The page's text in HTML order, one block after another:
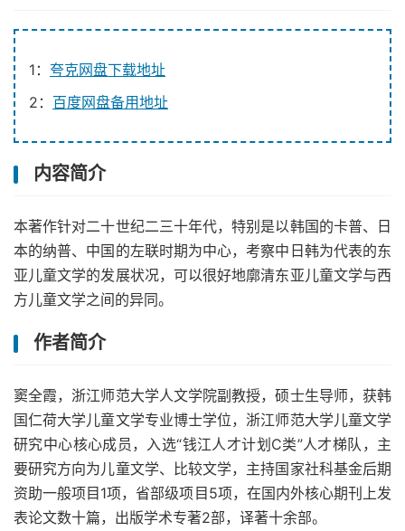
1： 夸克网盘下载地址
2： 百度网盘备用地址
内容简介
本著作针对二十世纪二三十年代，特别是以韩国的卡普、日
本的纳普、中国的左联时期为中心，考察中日韩为代表的东
亚儿童文学的发展状况，可以很好地廓清东亚儿童文学与西
方儿童文学之间的异同。
作者简介
窦全霞，浙江师范大学人文学院副教授，硕士生导师，获韩
国仁荷大学儿童文学专业博士学位，浙江师范大学儿童文学
研究中心核心成员，入选“钱江人才计划C类”人才梯队，主
要研究方向为儿童文学、比较文学，主持国家社科基金后期
资助一般项目1项，省部级项目5项，在国内外核心期刊上发
表论文数十篇，出版学术专著2部，译著十余部。